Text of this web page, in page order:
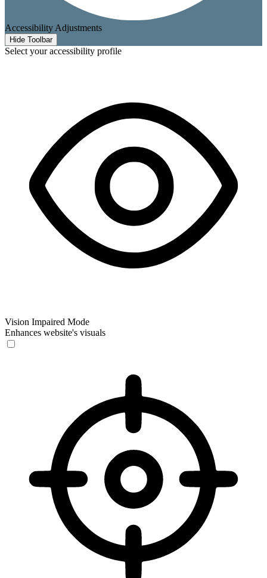
Accessibility Adjustments
Hide Toolbar
Select your accessibility profile
Vision Impaired Mode
Enhances website's visuals